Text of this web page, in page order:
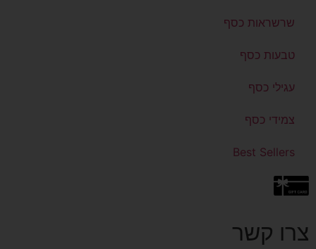
צרו קשר
שרשראות כסף
טבעות כסף
עגילי כסף
צמידי כסף
Best Sellers